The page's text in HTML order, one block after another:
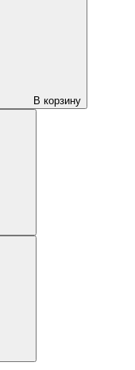
В корзину